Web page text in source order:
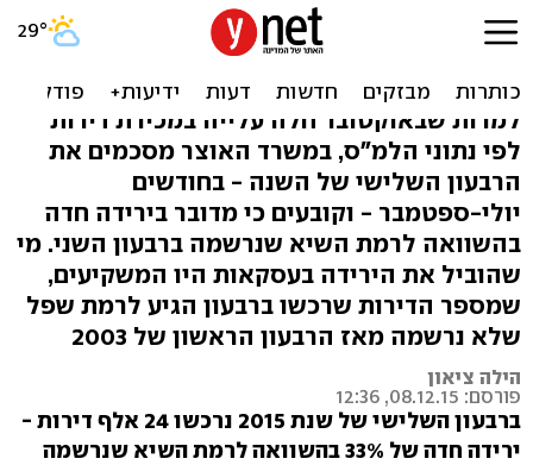
האוצר: צניחה של 33% בקניית
דירות ברבעון
למרות שבאוקטובר חלה עלייה במכירת דירות
לפי נתוני הלמ"ס, במשרד האוצר מסכמים את
הרבעון השלישי של השנה - בחודשים
יולי-ספטמבר - וקובעים כי מדובר בירידה חדה
בהשוואה לרמת השיא שנרשמה ברבעון השני. מי
שהוביל את הירידה בעסקאות היו המשקיעים,
שמספר הדירות שרכשו ברבעון הגיע לרמת שפל
שלא נרשמה מאז הרבעון הראשון של 2003
הילה ציאון
פורסם: 08.12.15, 12:36
ברבעון השלישי של שנת 2015 נרכשו 24 אלף דירות -
ירידה חדה של 33% בהשוואה לרמת השיא שנרשמה